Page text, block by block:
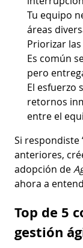
Tu equipo
áreas
Priorizar
Es común
pero
El esfuerzo
retornos
entre el
Si respondiste
anteriores,
adopción de
ahora a
Top de 5
gestión